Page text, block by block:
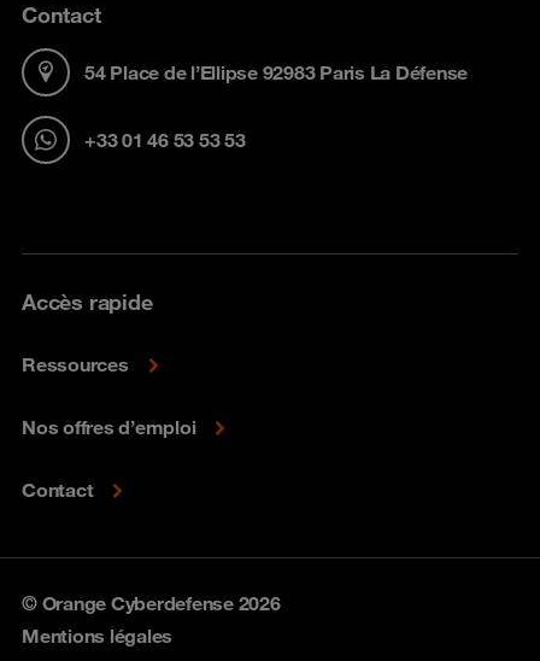
Contact
54 Place de l’Ellipse 92983 Paris La Défense
+33 01 46 53 53 53
Accès rapide
Ressources
Nos offres d’emploi
Contact
© Orange Cyberdefense 2026
Mentions légales